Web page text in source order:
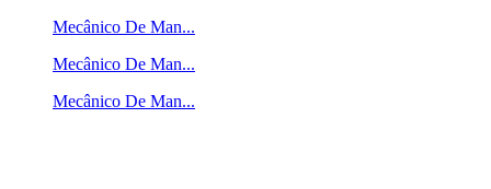
Mecânico De Man...
Mecânico De Man...
Mecânico De Man...